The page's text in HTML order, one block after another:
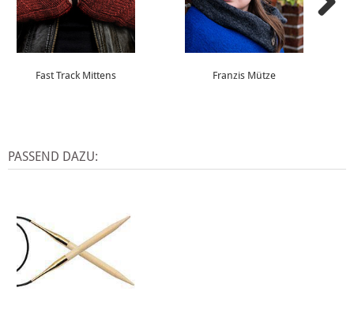
Fast Track Mittens Franzis Mütze
PASSEND DAZU: